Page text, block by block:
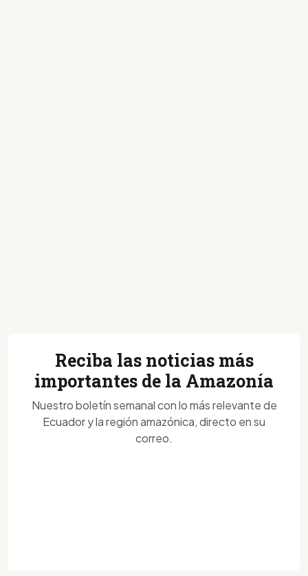
Reciba las noticias más
importantes de la Amazonía
Nuestro boletín semanal con lo más relevante de
Ecuador y la región amazónica, directo en su
correo.